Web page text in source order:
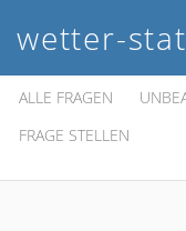
wetter-
ALLE FRAGEN
FRAGE STELLEN